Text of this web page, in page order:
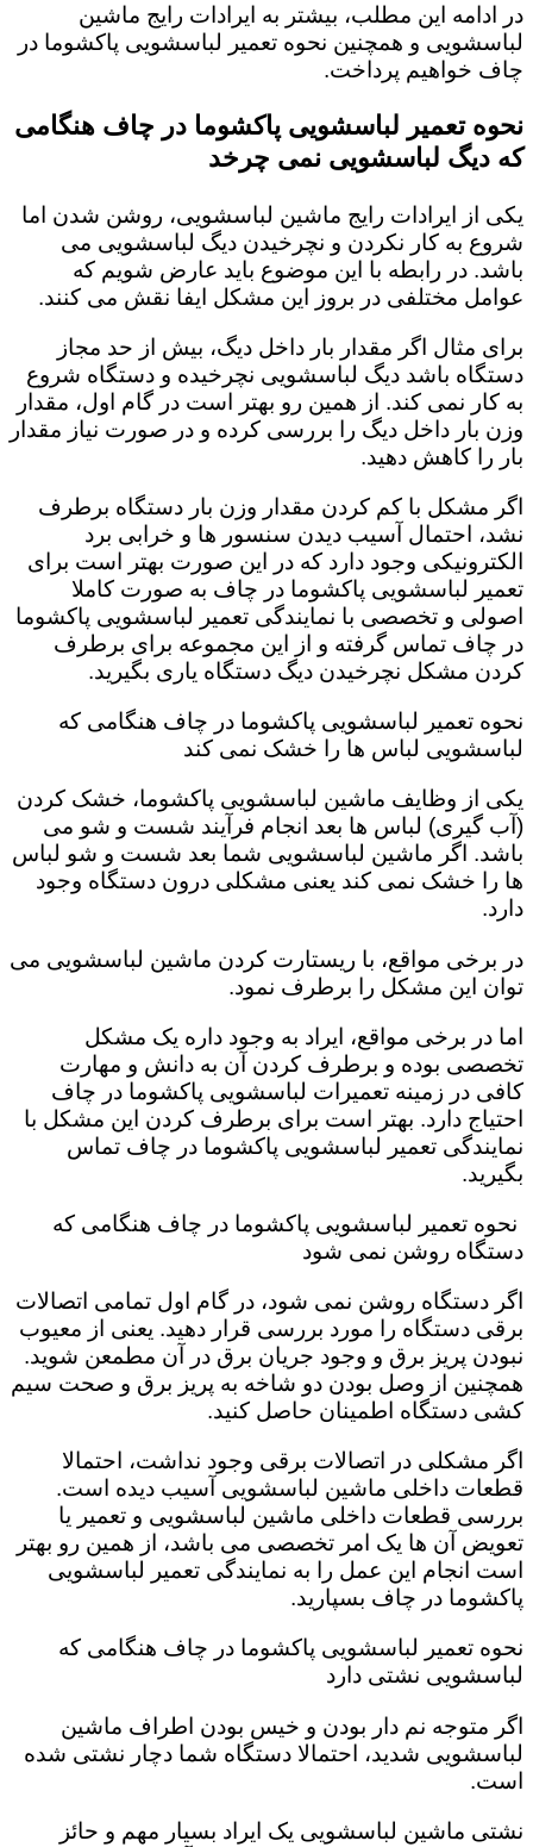
در ادامه این مطلب، بیشتر به ایرادات رایج ماشین
لباسشویی و همچنین نحوه تعمیر لباسشویی پاکشوما در
چاف خواهیم پرداخت.
نحوه تعمیر لباسشویی پاکشوما در چاف هنگامی
که دیگ لباسشویی نمی چرخد
یکی از ایرادات رایج ماشین لباسشویی، روشن شدن اما
شروع به کار نکردن و نچرخیدن دیگ لباسشویی می
باشد. در رابطه با این موضوع باید عارض شویم که
عوامل مختلفی در بروز این مشکل ایفا نقش می کنند.
برای مثال اگر مقدار بار داخل دیگ، بیش از حد مجاز
دستگاه باشد دیگ لباسشویی نچرخیده و دستگاه شروع
به کار نمی کند. از همین رو بهتر است در گام اول، مقدار
وزن بار داخل دیگ را بررسی کرده و در صورت نیاز مقدار
بار را کاهش دهید‌.
اگر مشکل با کم کردن مقدار وزن بار دستگاه برطرف
نشد، احتمال آسیب دیدن سنسور ها و خرابی برد
الکترونیکی وجود دارد که در این صورت بهتر است برای
تعمیر لباسشویی پاکشوما در چاف به صورت کاملا
اصولی و تخصصی با نمایندگی تعمیر لباسشویی پاکشوما
در چاف تماس گرفته و از این مجموعه برای برطرف
کردن مشکل نچرخیدن دیگ دستگاه یاری بگیرید.
نحوه تعمیر لباسشویی پاکشوما در چاف هنگامی که
لباسشویی لباس ها را خشک نمی کند
یکی از وظایف ماشین لباسشویی پاکشوما، خشک کردن
(آب گیری) لباس ها بعد انجام فرآیند شست و شو می
باشد. اگر ماشین لباسشویی شما بعد شست و شو لباس
ها را خشک نمی کند یعنی مشکلی درون دستگاه وجود
دارد.
در برخی مواقع، با ریستارت کردن ماشین لباسشویی می
توان این مشکل را برطرف نمود.
اما در برخی مواقع، ایراد به وجود داره یک مشکل
تخصصی بوده و برطرف کردن آن به دانش و مهارت
کافی در زمینه تعمیرات لباسشویی پاکشوما در چاف
احتیاج دارد. بهتر است برای برطرف کردن این مشکل با
نمایندگی تعمیر لباسشویی پاکشوما در چاف تماس
بگیرید.
نحوه تعمیر لباسشویی پاکشوما در چاف هنگامی که
دستگاه روشن نمی شود
اگر دستگاه روشن نمی شود، در گام اول تمامی اتصالات
برقی دستگاه را مورد بررسی قرار دهید. یعنی از معیوب
نبودن پریز برق و وجود جریان برق در آن مطمعن شوید.
همچنین از وصل بودن دو شاخه به پریز برق و صحت سیم
کشی دستگاه اطمینان حاصل کنید.
اگر مشکلی در اتصالات برقی وجود نداشت، احتمالا
قطعات داخلی ماشین لباسشویی آسیب دیده است‌.
بررسی قطعات داخلی ماشین لباسشویی و تعمیر یا
تعویض آن ها یک امر تخصصی می باشد، از همین رو بهتر
است انجام این عمل را به نمایندگی تعمیر لباسشویی
پاکشوما در چاف بسپارید.
نحوه تعمیر لباسشویی پاکشوما در چاف هنگامی که
لباسشویی نشتی دارد
اگر متوجه نم دار بودن و خیس بودن اطراف ماشین
لباسشویی شدید، احتمالا دستگاه شما دچار نشتی شده
است‌.
نشتی ماشین لباسشویی یک ایراد بسیار مهم و حائز